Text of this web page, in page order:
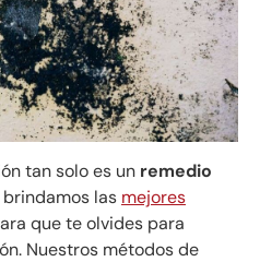
tan solo es un remedio
brindamos las mejores
que te olvides para
Nuestros métodos de